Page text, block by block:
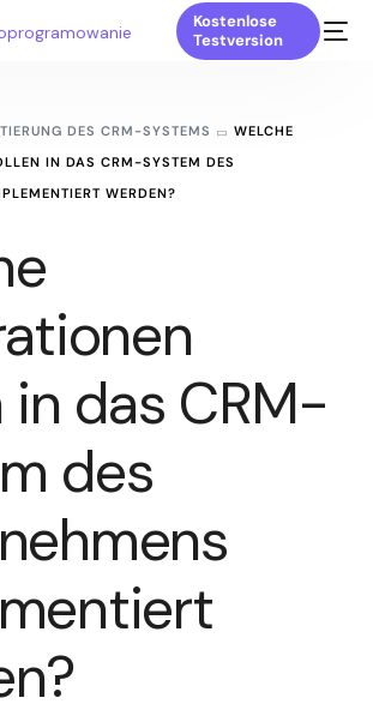
Kostenlose
Testversion
DES CRM-SYSTEMS
WELCHE
IN DAS CRM-SYSTEM DES
WERDEN?
in das CRM-
des